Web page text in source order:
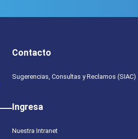
Contacto
Sugerencias, Consultas y Reclamos (SIAC)
Ingresa
Nuestra Intranet